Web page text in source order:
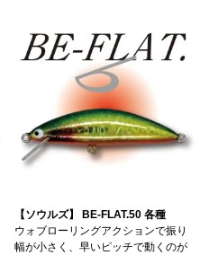
【ソウルズ】 BE-FLAT.50 各種
ウォブローリングアクションで振り
幅が小さく、早いピッチで動くのが